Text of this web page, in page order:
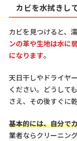
カビを水拭きし
カビを見つけると、
ンの革や生地は水に
になります。
天日干しやドライヤ
ください。どうして
さえ、その後すぐに
基本的には、自分で
業者ならクリーニン